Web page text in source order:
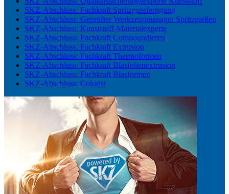
SKZ-Abschluss: Fachkraft Spritzgussfertigung
SKZ-Abschluss: Geprüfter Werkzeugmanager Spritzgießen
SKZ-Abschluss: Kunststoff-Materialexperte
SKZ-Abschluss: Fachkraft Compoundieren
SKZ-Abschluss: Fachkraft Extrusion
SKZ-Abschluss: Fachkraft Thermoformen
SKZ-Abschluss: Fachkraft Blasfolienextrusion
SKZ-Abschluss: Fachkraft Blasformen
SKZ-Abschluss: Colorist